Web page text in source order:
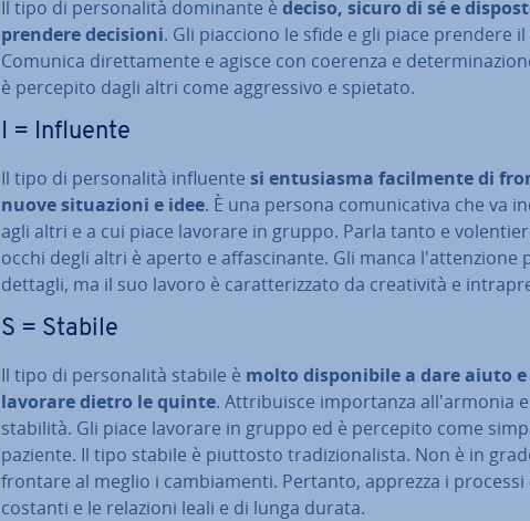
Il tipo di per­so­na­li­tà dominante è deciso, sicuro di sé e
prendere decisioni. Gli piacciono le sfide e gli piace prendere
Comunica di­ret­ta­men­te e agisce con coerenza e
è percepito dagli altri come ag­gres­si­vo e spietato.
I = Influente
Il tipo di per­so­na­li­tà influente si en­tu­sia­sma fa­cil­men­te di
nuove si­tua­zio­ni e idee. È una persona co­mu­ni­ca­ti­va che va
agli altri e a cui piace lavorare in gruppo. Parla tanto e
occhi degli altri è aperto e af­fa­sci­nan­te. Gli manca l'at­ten­zio­ne
dettagli, ma il suo lavoro è ca­rat­te­riz­za­to da crea­ti­vi­tà e
S = Stabile
Il tipo di per­so­na­li­tà stabile è molto di­spo­ni­bi­le a dare aiuto e
lavorare dietro le quinte. At­tri­bui­sce im­por­tan­za al­l'ar­mo­nia
stabilità. Gli piace lavorare in gruppo ed è percepito come
paziente. Il tipo stabile è piuttosto tra­di­zio­na­li­sta. Non è in
fron­ta­re al meglio i cam­bia­men­ti. Pertanto, apprezza i processi
costanti e le relazioni leali e di lunga durata.